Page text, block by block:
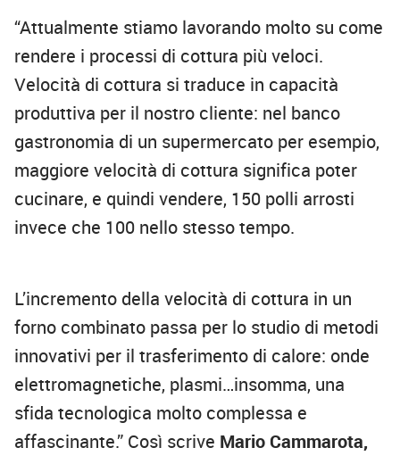
“Attualmente stiamo lavorando molto su come
rendere i processi di cottura più veloci.
Velocità di cottura si traduce in capacità
produttiva per il nostro cliente: nel banco
gastronomia di un supermercato per esempio,
maggiore velocità di cottura significa poter
cucinare, e quindi vendere, 150 polli arrosti
invece che 100 nello stesso tempo.
L’incremento della velocità di cottura in un
forno combinato passa per lo studio di metodi
innovativi per il trasferimento di calore: onde
elettromagnetiche, plasmi…insomma, una
sfida tecnologica molto complessa e
affascinante.” Così scrive Mario Cammarota,